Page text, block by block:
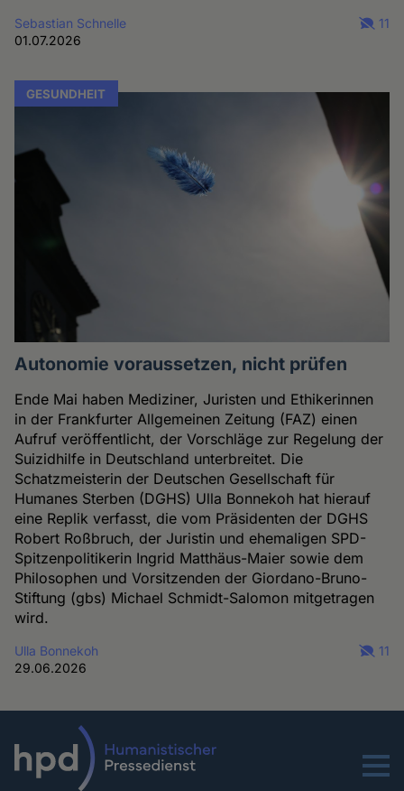
Sebastian Schnelle
01.07.2026
11
GESUNDHEIT
Autonomie voraussetzen, nicht prüfen
Ende Mai haben Mediziner, Juristen und Ethikerinnen
in der Frankfurter Allgemeinen Zeitung (FAZ) einen
Aufruf veröffentlicht, der Vorschläge zur Regelung der
Suizidhilfe in Deutschland unterbreitet. Die
Schatzmeisterin der Deutschen Gesellschaft für
Humanes Sterben (DGHS) Ulla Bonnekoh hat hierauf
eine Replik verfasst, die vom Präsidenten der DGHS
Robert Roßbruch, der Juristin und ehemaligen SPD-
Spitzenpolitikerin Ingrid Matthäus-Maier sowie dem
Philosophen und Vorsitzenden der Giordano-Bruno-
Stiftung (gbs) Michael Schmidt-Salomon mitgetragen
wird.
Ulla Bonnekoh
29.06.2026
11
Menu